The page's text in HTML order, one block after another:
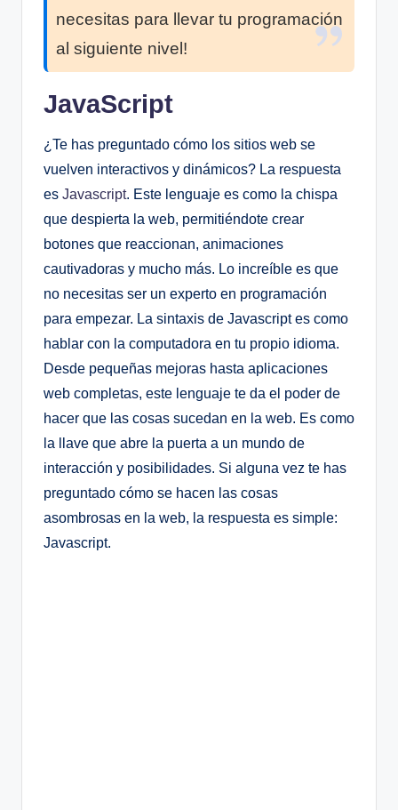
necesitas para llevar tu programación
al siguiente nivel!
JavaScript
¿Te has preguntado cómo los sitios web se
vuelven interactivos y dinámicos? La respuesta
es Javascript. Este lenguaje es como la chispa
que despierta la web, permitiéndote crear
botones que reaccionan, animaciones
cautivadoras y mucho más. Lo increíble es que
no necesitas ser un experto en programación
para empezar. La sintaxis de Javascript es como
hablar con la computadora en tu propio idioma.
Desde pequeñas mejoras hasta aplicaciones
web completas, este lenguaje te da el poder de
hacer que las cosas sucedan en la web. Es como
la llave que abre la puerta a un mundo de
interacción y posibilidades. Si alguna vez te has
preguntado cómo se hacen las cosas
asombrosas en la web, la respuesta es simple:
Javascript.